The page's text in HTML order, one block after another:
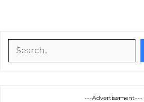
---Advertisement---